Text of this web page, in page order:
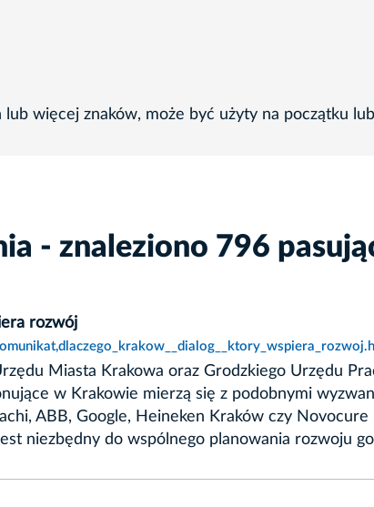
więcej znaków, może być użyty na początku
- znaleziono 796
rozwój
Miasta Krakowa oraz Grodzkiego Urzędu
w Krakowie mierzą się z podobnymi
ABB, Google, Heineken Kraków czy
niezbędny do wspólnego planowania rozwoju